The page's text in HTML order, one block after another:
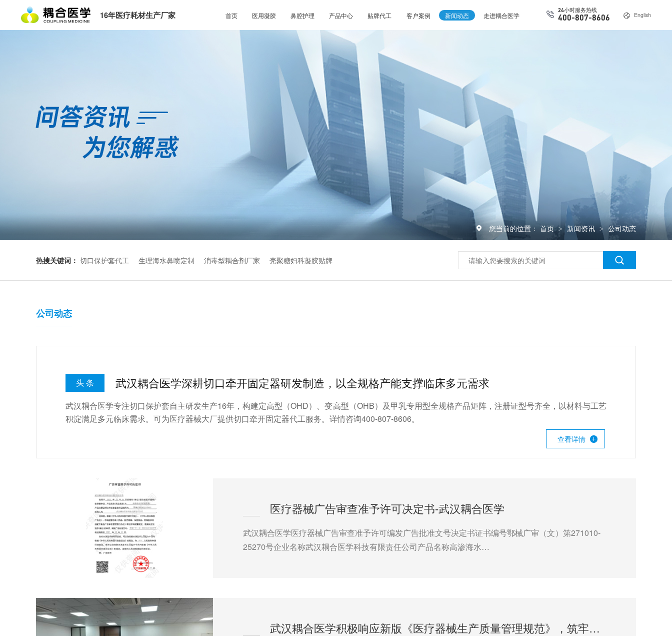
16年医疗耗材生产厂家 English
24小时服务热线
400-807-8606
首页 医用凝胶 鼻腔护理 产品中心 贴牌代工 客户案例 新闻动态 走进耦合医学
您当前的位置： 首页 > 新闻资讯 > 公司动态
热搜关键词： 切口保护套代工 生理海水鼻喷定制 消毒型耦合剂厂家 壳聚糖妇科凝胶贴牌
公司动态
头 条 武汉耦合医学深耕切口牵开固定器研发制造，以全规格产能支撑临床多元需求
武汉耦合医学专注切口保护套自主研发生产16年，构建定高型（OHD）、变高型（OHB）及甲乳专用型全规格产品矩阵，注册证型号齐全，以材料与工艺
积淀满足多元临床需求。可为医疗器械大厂提供切口牵开固定器代工服务。详情咨询400-807-8606。
查看详情
医疗器械广告审查准予许可决定书-武汉耦合医学
武汉耦合医学医疗器械广告审查准予许可编发广告批准文号决定书证书编号鄂械广审（文）第271010-
25270号企业名称武汉耦合医学科技有限责任公司产品名称高渗海水…
武汉耦合医学积极响应新版《医疗器械生产质量管理规范》，筑牢质量安全防线